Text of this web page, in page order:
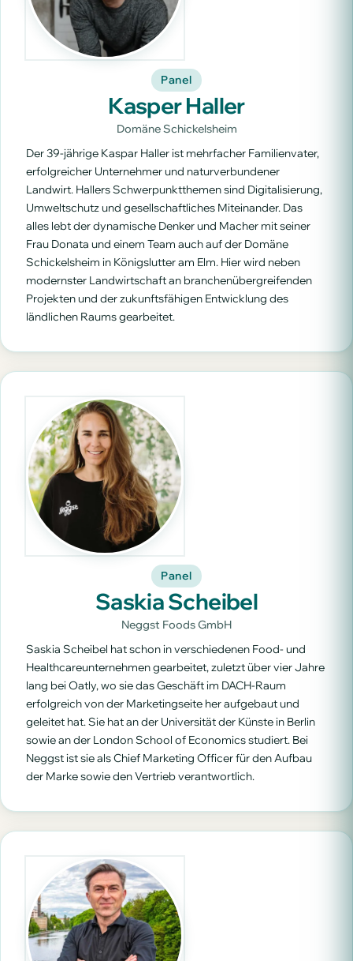
Panel
Kasper Haller
Domäne Schickelsheim
Der 39-jährige Kaspar Haller ist mehrfacher Familienvater,
erfolgreicher Unternehmer und naturverbundener
Landwirt. Hallers Schwerpunktthemen sind Digitalisierung,
Umweltschutz und gesellschaftliches Miteinander. Das
alles lebt der dynamische Denker und Macher mit seiner
Frau Donata und einem Team auch auf der Domäne
Schickelsheim in Königslutter am Elm. Hier wird neben
modernster Landwirtschaft an branchenübergreifenden
Projekten und der zukunftsfähigen Entwicklung des
ländlichen Raums gearbeitet.
Panel
Saskia Scheibel
Neggst Foods GmbH
Saskia Scheibel hat schon in verschiedenen Food- und
Healthcareunternehmen gearbeitet, zuletzt über vier Jahre
lang bei Oatly, wo sie das Geschäft im DACH-Raum
erfolgreich von der Marketingseite her aufgebaut und
geleitet hat. Sie hat an der Universität der Künste in Berlin
sowie an der London School of Economics studiert. Bei
Neggst ist sie als Chief Marketing Officer für den Aufbau
der Marke sowie den Vertrieb verantwortlich.